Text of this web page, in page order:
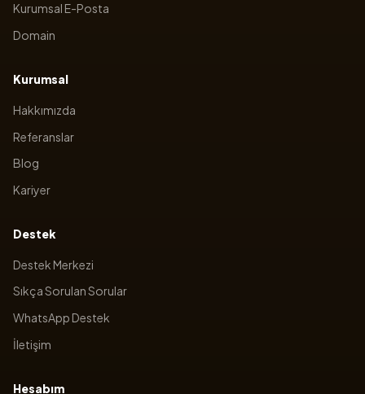
Kurumsal E-Posta
Domain
Kurumsal
Hakkımızda
Referanslar
Blog
Kariyer
Destek
Destek Merkezi
Sıkça Sorulan Sorular
WhatsApp Destek
İletişim
Hesabım